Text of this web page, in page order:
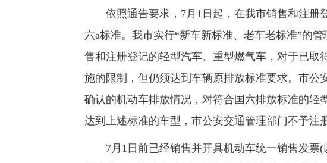
依照通告要求，7月1日起，在我市销售和注册
六a标准。我市实行“新车新标准、老车老标准”的
售和注册登记的轻型汽车、重型燃气车，对于已取
施的限制，但仍须达到车辆原排放标准要求。市公
确认的机动车排放情况，对符合国六排放标准的轻
达到上述标准的车型，市公安交通管理部门不予注
7月1日前已经销售并开具机动车统一销售发票(